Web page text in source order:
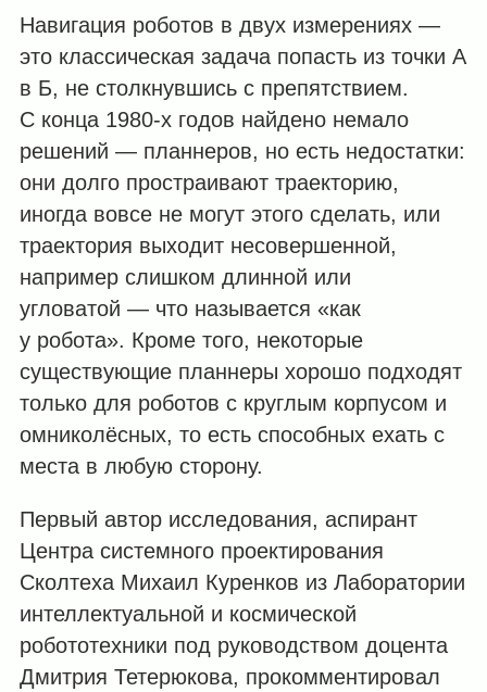
Навигация роботов в двух измерениях —
это классическая задача попасть из точки А
в Б, не столкнувшись с препятствием.
С конца 1980-х годов найдено немало
решений — планнеров, но есть недостатки:
они долго простраивают траекторию,
иногда вовсе не могут этого сделать, или
траектория выходит несовершенной,
например слишком длинной или
угловатой — что называется «как
у робота». Кроме того, некоторые
существующие планнеры хорошо подходят
только для роботов с круглым корпусом и
омниколёсных, то есть способных ехать с
места в любую сторону.
Первый автор исследования, аспирант
Центра системного проектирования
Сколтеха Михаил Куренков из Лаборатории
интеллектуальной и космической
робототехники под руководством доцента
Дмитрия Тетерюкова, прокомментировал